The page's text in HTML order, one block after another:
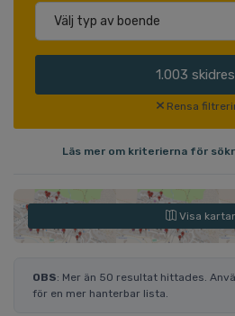
1.003
Rensa
Läs mer om kriterierna för
Visa
OBS: Mer än 50 resultat hittades.
för en mer hanterbar lista.